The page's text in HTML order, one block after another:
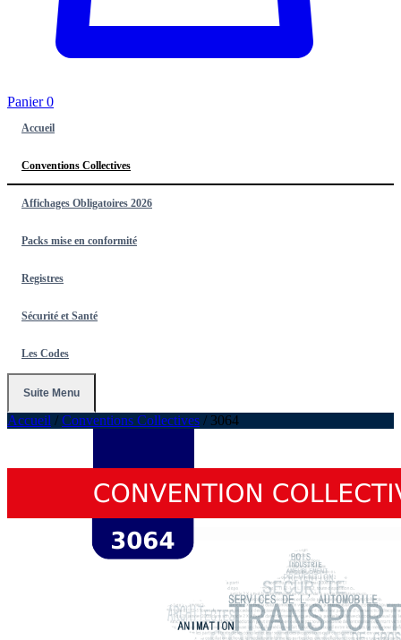
Panier0
Accueil
Conventions Collectives
Affichages Obligatoires 2026
Packs mise en conformité
Registres
Sécurité et Santé
Les Codes
Suite Menu
Accueil / Conventions Collectives / 3064